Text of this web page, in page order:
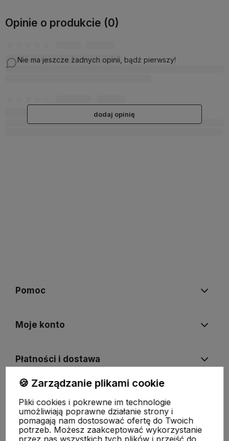
Opinie o produkcie (0)
Nie ma jeszcze żadnych opinii, bądź pierwszy!
dodaj opinię
Pomoc
Moje konto
Płatności i dostawa
O nas
🍪 Zarządzanie plikami cookie
Pliki cookies i pokrewne im technologie
umożliwiają poprawne działanie strony i
pomagają nam dostosować ofertę do Twoich
potrzeb. Możesz zaakceptować wykorzystanie
przez nas wszystkich tych plików i przejść do